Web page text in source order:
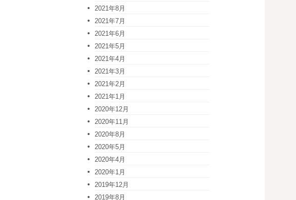
2021年8月
2021年7月
2021年6月
2021年5月
2021年4月
2021年3月
2021年2月
2021年1月
2020年12月
2020年11月
2020年8月
2020年5月
2020年4月
2020年1月
2019年12月
2019年8月